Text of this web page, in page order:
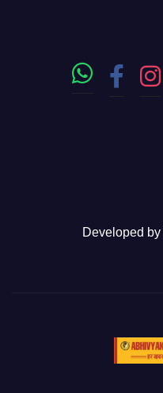
Developed by